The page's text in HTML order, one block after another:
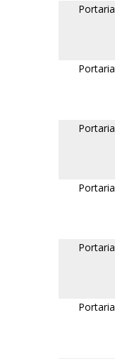
Portaria
Portaria
Portaria
Portaria
Portaria
Portaria